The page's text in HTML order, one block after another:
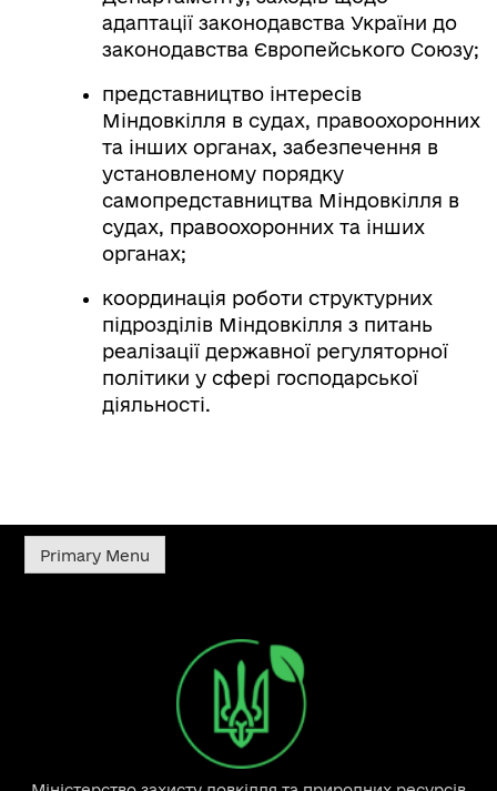
адаптації законодавства України до
законодавства Європейського Союзу;
представництво інтересів
Міндовкілля в судах, правоохоронних
та інших органах, забезпечення в
установленому порядку
самопредставництва Міндовкілля в
судах, правоохоронних та інших
органах;
координація роботи структурних
підрозділів Міндовкілля з питань
реалізації державної регуляторної
політики у сфері господарської
діяльності.
Primary Menu